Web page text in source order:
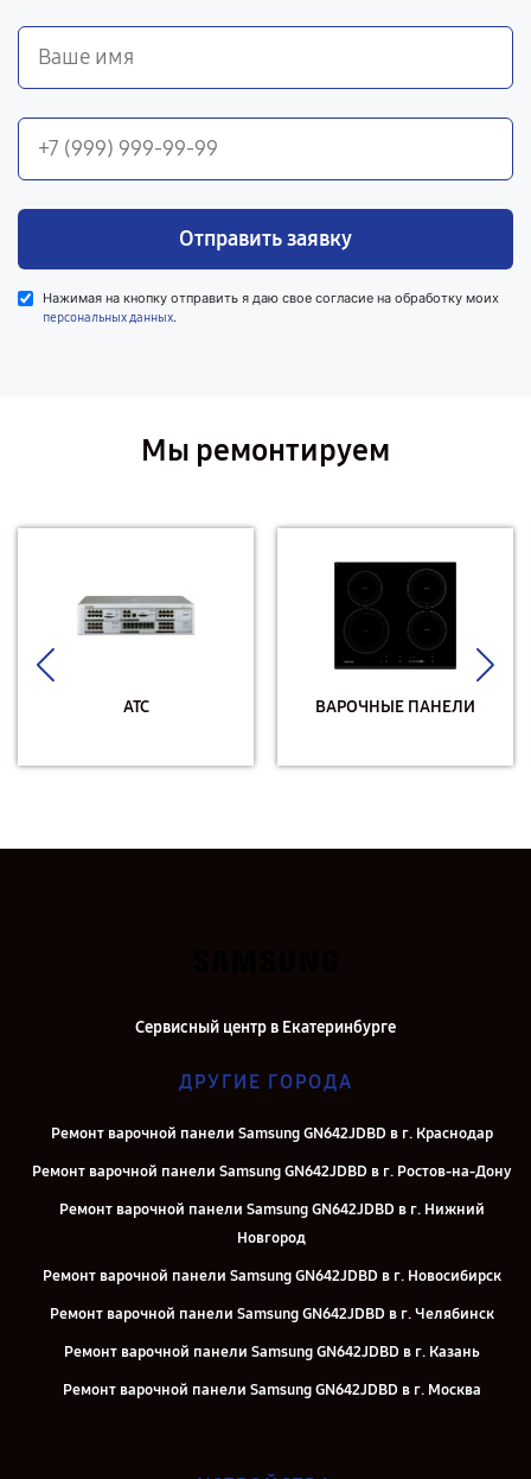
Отправить заявку
Нажимая на кнопку отправить я даю свое согласие на обработку моих
персональных данных.
Мы ремонтируем
АТС ВАРОЧНЫЕ ПАНЕЛИ
Сервисный центр в Екатеринбурге
ДРУГИЕ ГОРОДА
Ремонт варочной панели Samsung GN642JDBD в г. Краснодар
Ремонт варочной панели Samsung GN642JDBD в г. Ростов-на-Дону
Ремонт варочной панели Samsung GN642JDBD в г. Нижний
Новгород
Ремонт варочной панели Samsung GN642JDBD в г. Новосибирск
Ремонт варочной панели Samsung GN642JDBD в г. Челябинск
Ремонт варочной панели Samsung GN642JDBD в г. Казань
Ремонт варочной панели Samsung GN642JDBD в г. Москва